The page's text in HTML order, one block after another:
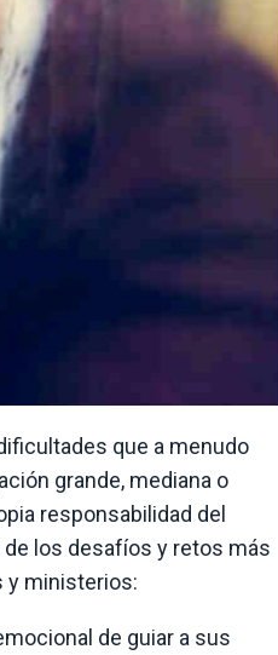
que a menudo
grande, mediana o
responsabilidad del
los desafíos y retos más
y ministerios:
de guiar a sus